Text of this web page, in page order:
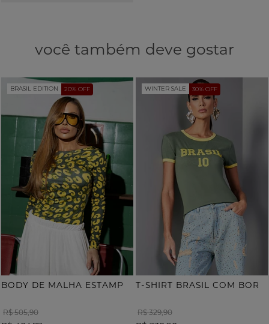
você também deve gostar
BRASIL EDITION 20% OFF
R$ 505,90
WINTER SALE 30% OFF
R$ 329,90